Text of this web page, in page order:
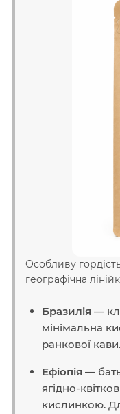
Особливу
географічна
Бразилія —
мінімальна
ранкової кави.
Ефіопія —
ягідно-
кислинкою.